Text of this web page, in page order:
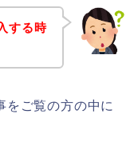
する時
をご覧の方の中に